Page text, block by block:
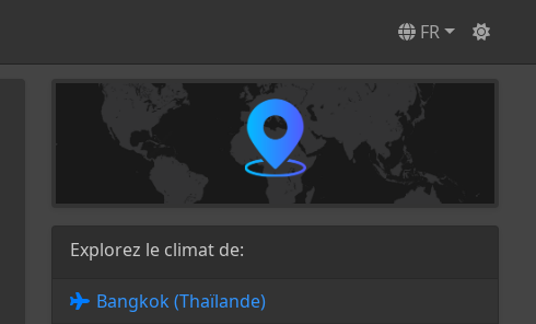
FR
Explorez le climat de:
Bangkok (Thaïlande)